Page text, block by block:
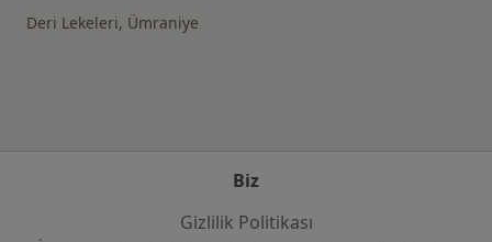
Deri Lekeleri, Ümraniye
Biz
Gizlilik Politikası